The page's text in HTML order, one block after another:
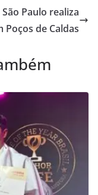
Paulo realiza
Poços de Caldas